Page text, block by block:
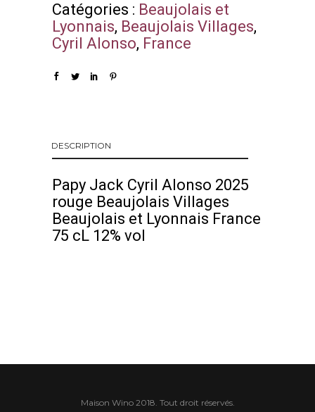
Catégories : Beaujolais et
Lyonnais, Beaujolais Villages,
Cyril Alonso, France
DESCRIPTION
Papy Jack Cyril Alonso 2025
rouge Beaujolais Villages
Beaujolais et Lyonnais France
75 cL 12% vol
Maison Wino 2018. Tout droit réservés.